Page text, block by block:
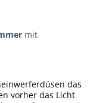
mit
das
vorher das Licht